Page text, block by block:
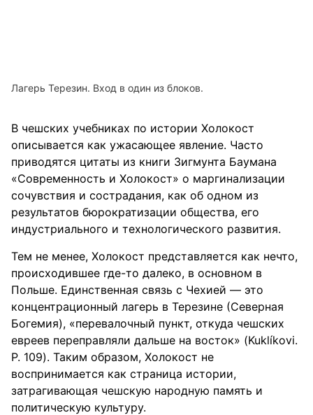
Лагерь Терезин. Вход в один из блоков.
В чешских учебниках по истории Холокост
описывается как ужасающее явление. Часто
приводятся цитаты из книги Зигмунта Баумана
«Современность и Холокост» о маргинализации
сочувствия и сострадания, как об одном из
результатов бюрократизации общества, его
индустриального и технологического развития.
Тем не менее, Холокост представляется как нечто,
происходившее где-то далеко, в основном в
Польше. Единственная связь с Чехией — это
концентрационный лагерь в Терезине (Северная
Богемия), «перевалочный пункт, откуда чешских
евреев переправляли дальше на восток» (Kuklíkovi.
P. 109). Таким образом, Холокост не
воспринимается как страница истории,
затрагивающая чешскую народную память и
политическую культуру.